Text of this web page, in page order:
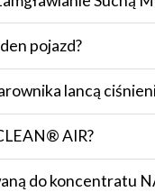
pojazd?
lancą
AIR?
do koncentratu